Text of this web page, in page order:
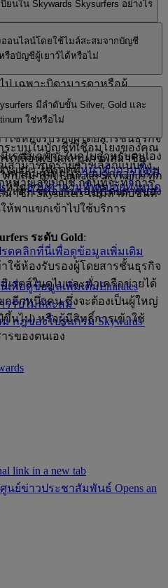
สามารถได้รับสถานะ Silver
วกันกับสมาชิก Emirates
ไม่มีสิทธิ์สำหรับสมาชิก
ระดับ Silver:
ใช้ห้องรับรองผู้โดยสารชั้นธุรกิจ
เรตส์เฉพาะในดูไบสำหรับตนเอง
งพร้อมผู้ใหญ่ (อายุมากกว่า 18 ปี
เข้าใช้ห้องรับรองผู้โดยสารของ
ห้พาแขกเข้าไปใช้บริการ
ระดับ Gold:
ใช้ห้องรับรองผู้โดยสารชั้นธุรกิจ
เรตส์ในดูไบและทั่วเครือข่ายได้
กอีกหนึ่งคน ซึ่งจะต้องเป็นผู้ใหญ่
ขึ้นไป) หรือผู้มีสิทธิ์การเข้าใช้
รของตนเอง
ยนใน Skywards Skysurfers อย่างไร
บัญชีของเด็ก ๆ ของพวกเขาได้
ป เฉพาะบิดามารดาหรือผู้
งหนึ่งคนเท่านั้นที่สามารถจัดการ
ที่บัญชีอยู่ในสถานะปกติได้
ออนไลน์โดยใช้ไมล์สะสมจากบัญชี
รือบัญชีผู้เยาว์ได้หรือไม่
เบียนเพียงหนึ่งคนที่เป็นสมาชิก
ระบบในบัญชีที่เชื่อมโยงของคุณ
ณสามารถดูรายการเลือกแบบดึง
หมายเลขบัญชี ก่อนที่จะทำการ
มีลำดับขั้น Silver, Gold และ
ใช่หรือไม่
รถเลื่อนเป็นสถานภาพสมาชิก
กับสมาชิก Emirates Skywards ทุก
มาชิก Skysurfers ไม่มีลำดับขั้นที่
โปรดดูที่หน้าคำถามที่พบ
หรืออ่านคำถามที่พบบ่อยทั้งหมด
ปรดคลิกที่นี่เพื่อดูข้อมูลเพิ่มเติม
เพื่อดูข้อมูลเพิ่มเติมEmirates
รรับไมล์สะสม
ม กฎของโปรแกรม Skywards
link in a new tab
ศูนย์ข่าวประชาสัมพันธ์ Opens an